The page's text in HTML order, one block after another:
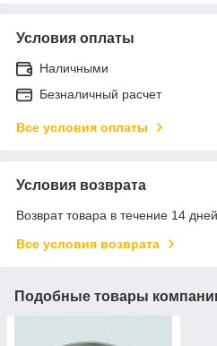
Условия оплаты
Наличными
Безналичный расчет
Все условия оплаты
Условия возврата
Возврат товара в течение 14
Все условия возврата
Подобные товары